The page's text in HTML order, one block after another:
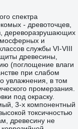
спектра
- древоточцев,
дереворазрушающих
и
службы VI-VIII
древесины,
(поглощение влаги
при слабом
увлажнения, в том
промерзания.
под окраску.
3-х компонентный
токсичностью
древесину не